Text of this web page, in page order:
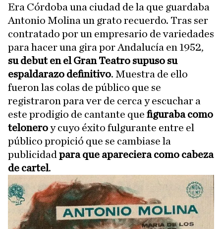
Era Córdoba una ciudad de la que guardaba
Antonio Molina un grato recuerdo. Tras ser
contratado por un empresario de variedades
para hacer una gira por Andalucía en 1952,
su debut en el Gran Teatro supuso su
espaldarazo definitivo. Muestra de ello
fueron las colas de público que se
registraron para ver de cerca y escuchar a
este prodigio de cantante que figuraba como
teloneroy cuyo éxito fulgurante entre el
público propició que se cambiase la
publicidad para que apareciera como cabeza
de cartel.